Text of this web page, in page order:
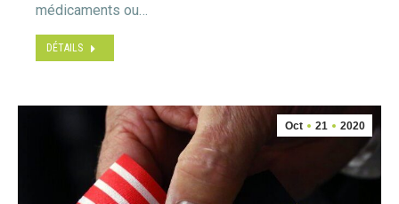
médicaments ou…
DÉTAILS
Oct 21 2020